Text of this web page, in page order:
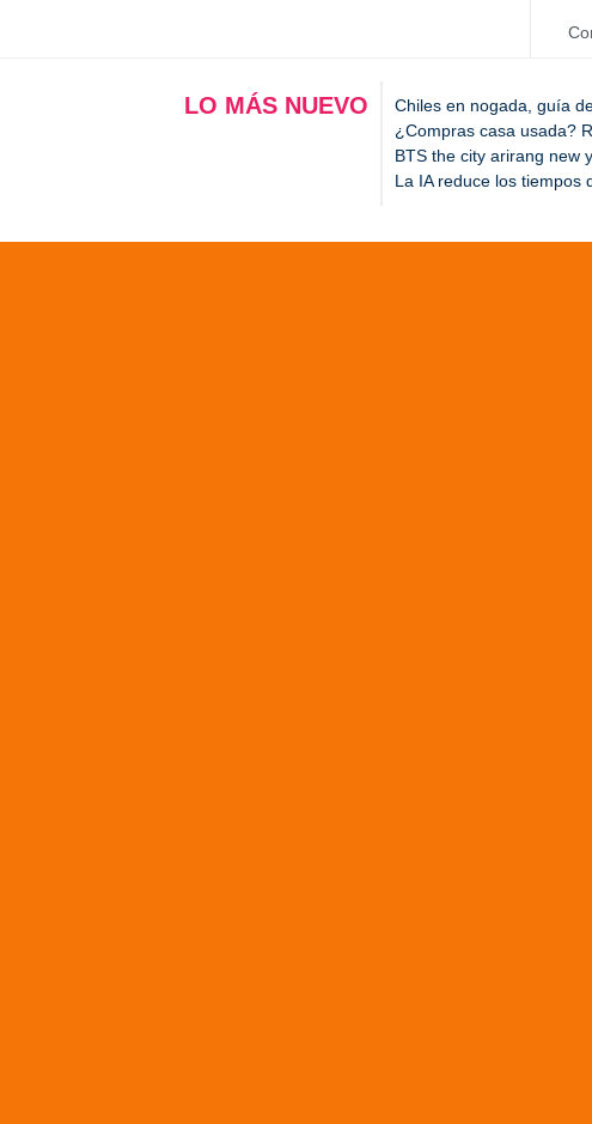
LO MÁS NUEVO
Chiles en nogada, guía
¿Compras casa usada?
BTS the city arirang new
La IA reduce los tiempos